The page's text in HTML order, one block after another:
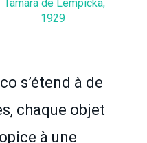
Tamara de Lempicka,
1929
s’étend à de
chaque objet
à une